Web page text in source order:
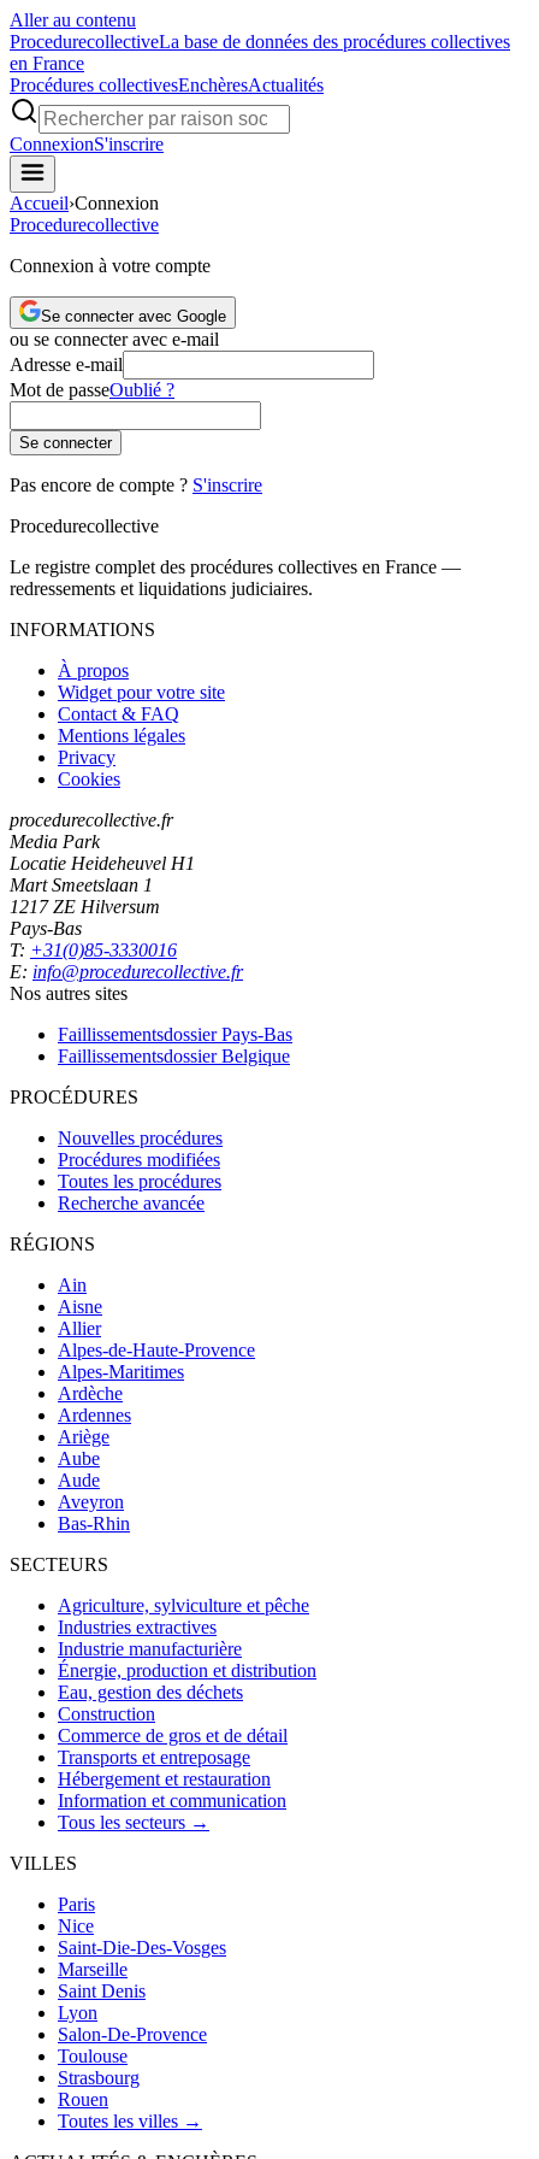
Aller au contenu
ProcedurecollectiveLa base de données des procédures collectives
en France
Procédures collectivesEnchèresActualités
ConnexionS'inscrire
Accueil›Connexion
Procedurecollective
Connexion à votre compte
Se connecter avec Google
ou se connecter avec e-mail
Adresse e-mail
Mot de passeOublié ?
Se connecter
Pas encore de compte ? S'inscrire
Procedurecollective
Le registre complet des procédures collectives en France —
redressements et liquidations judiciaires.
INFORMATIONS
À propos
Widget pour votre site
Contact & FAQ
Mentions légales
Privacy
Cookies
procedurecollective.fr
Media Park
Locatie Heideheuvel H1
Mart Smeetslaan 1
1217 ZE Hilversum
Pays-Bas
T: +31(0)85-3330016
E: info@procedurecollective.fr
Nos autres sites
Faillissementsdossier Pays-Bas
Faillissementsdossier Belgique
PROCÉDURES
Nouvelles procédures
Procédures modifiées
Toutes les procédures
Recherche avancée
RÉGIONS
Ain
Aisne
Allier
Alpes-de-Haute-Provence
Alpes-Maritimes
Ardèche
Ardennes
Ariège
Aube
Aude
Aveyron
Bas-Rhin
SECTEURS
Agriculture, sylviculture et pêche
Industries extractives
Industrie manufacturière
Énergie, production et distribution
Eau, gestion des déchets
Construction
Commerce de gros et de détail
Transports et entreposage
Hébergement et restauration
Information et communication
Tous les secteurs →
VILLES
Paris
Nice
Saint-Die-Des-Vosges
Marseille
Saint Denis
Lyon
Salon-De-Provence
Toulouse
Strasbourg
Rouen
Toutes les villes →